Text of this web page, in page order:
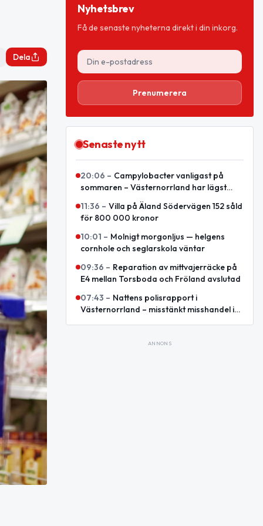
Dela
Nyhetsbrev
Få de senaste nyheterna direkt i din inkorg.
Prenumerera
Senaste nytt
20:06 – Campylobacter vanligast på
sommaren – Västernorrland har lägst
nivå enligt sammanställning
11:36 – Villa på Äland Södervägen 152 såld
för 800 000 kronor
10:01 – Molnigt morgonljus — helgens
cornhole och seglarskola väntar
09:36 – Reparation av mittvajerräcke på
E4 mellan Torsboda och Fröland avslutad
07:43 – Nattens polisrapport i
Västernorrland – misstänkt misshandel i
ANNONS